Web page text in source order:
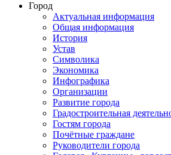
Город
Актуальная информация
Общая информация
История
Устав
Символика
Экономика
Инфографика
Организации
Развитие города
Градостроительная
Гостям города
Почётные граждане
Руководители города